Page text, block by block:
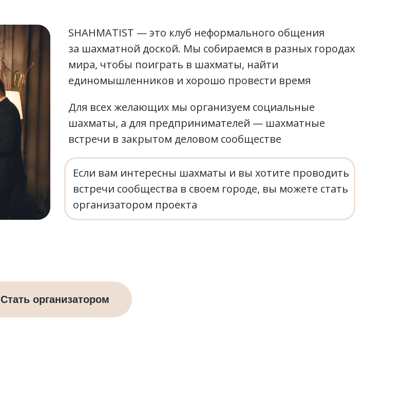
Если вам интересны шахматы и вы хотите проводить
встречи сообщества в своем городе, вы можете стать
организатором проекта
SHAHMATIST — это клуб неформального общения
за шахматной доской. Мы собираемся в разных городах
мира, чтобы поиграть в шахматы, найти
единомышленников и хорошо провести время
Для всех желающих мы организуем социальные
шахматы, а для предпринимателей — шахматные
встречи в закрытом деловом сообществе
Стать организатором